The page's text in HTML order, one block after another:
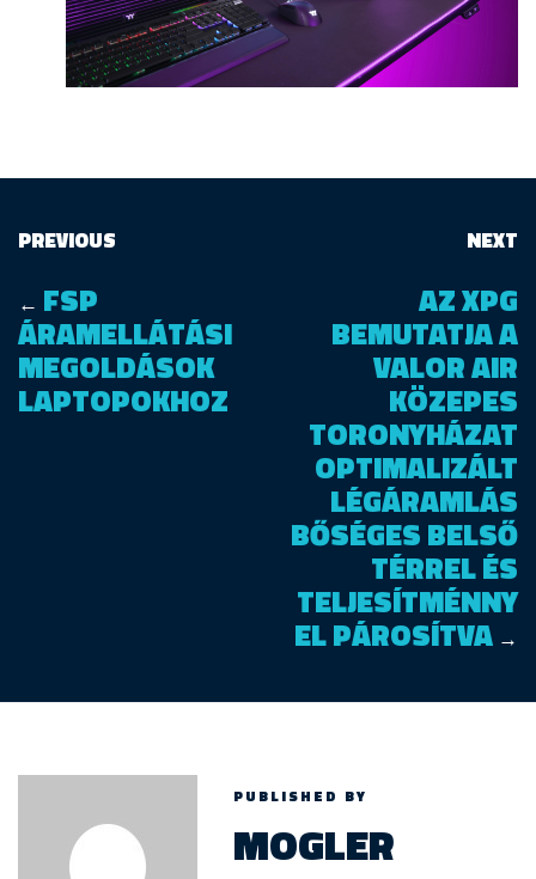
PREVIOUS
← FSP
ÁRAMELLÁTÁSI
MEGOLDÁSOK
LAPTOPOKHOZ
NEXT
AZ XPG
BEMUTATJA A
VALOR AIR
KÖZEPES
TORONYHÁZAT
OPTIMALIZÁLT
LÉGÁRAMLÁS
BŐSÉGES BELSŐ
TÉRREL ÉS
TELJESÍTMÉNNY
EL PÁROSÍTVA →
PUBLISHED BY
MOGLER